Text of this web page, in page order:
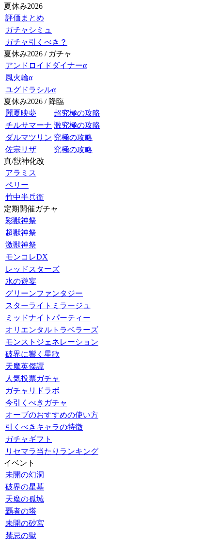
夏休み2026
評価まとめ
ガチャシミュ
ガチャ引くべき？
夏休み2026 / ガチャ
アンドロイドダイナーα
風火輪α
ユグドラシルα
夏休み2026 / 降臨
麗夏映夢
超究極の攻略
チルサマーナ 激究極の攻略
ダルマツリン 究極の攻略
佐宗リザ
究極の攻略
真/獣神化改
アラミス
ペリー
竹中半兵衛
定期開催ガチャ
彩獣神祭
超獣神祭
激獣神祭
モンコレDX
レッドスターズ
水の遊宴
グリーンファンタジー
スターライトミラージュ
ミッドナイトパーティー
オリエンタルトラベラーズ
モンストジェネレーション
破界に響く星歌
天魔英傑譚
人気投票ガチャ
ガチャリドラボ
今引くべきガチャ
オーブのおすすめの使い方
引くべきキャラの特徴
ガチャギフト
リセマラ当たりランキング
イベント
未開の幻洞
破界の星墓
天魔の孤城
覇者の塔
未開の砂宮
禁忌の獄